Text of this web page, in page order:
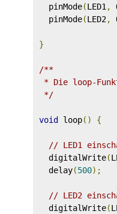
pinMode(LED1,
pinMode(LED2,
}
/**
* Die loop-
*/
void loop() {
// LED1
digitalWrite(
delay(500);
// LED2
digitalWrite(